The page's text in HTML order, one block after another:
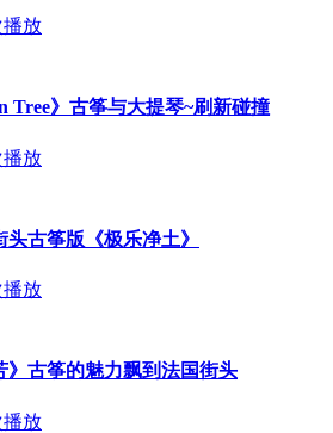
播放
Tree》古筝与大提琴~刷新碰撞
播放
古筝版《极乐净土》
播放
》古筝的魅力飘到法国街头
播放